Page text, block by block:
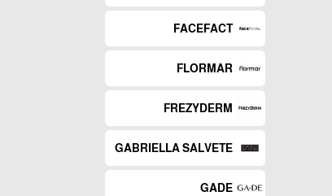
FACEFACT
FLORMAR
FREZYDERM
GABRIELLA SALVETE
GADE